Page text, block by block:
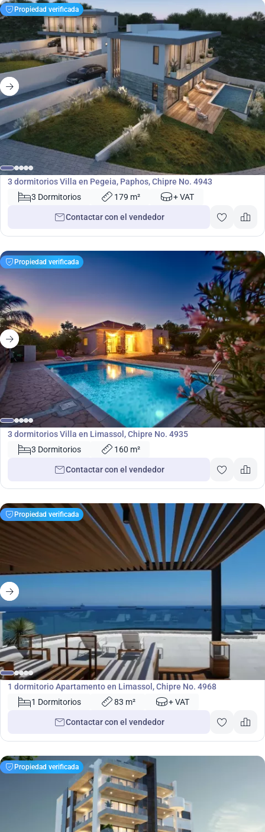
Propiedad verificada
500 000
Villa
3 dormitorios Villa en Pegeia, Paphos, Chipre No. 4943
3 Dormitorios
179 m² + VAT
Contactar con el vendedor
Propiedad verificada
€400 000
Villa
3 dormitorios Villa en Limassol, Chipre No. 4935
3 Dormitorios
160 m²
Contactar con el vendedor
Propiedad verificada
€215 000
Apartamento
1 dormitorio Apartamento en Limassol, Chipre No. 4968
1 Dormitorios
83 m² + VAT
Contactar con el vendedor
Propiedad verificada